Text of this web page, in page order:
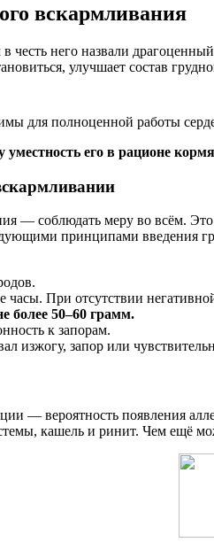
вскармливания
него назвали
улучшает состав
для полноценной работы
его в рационе
— соблюдать меру во всём.
принципами введения
часы. При отсутствии
более 50–60 грамм.
к запорам.
изжогу, запор или
— вероятность появления
кашель и ринит. Чем ещё